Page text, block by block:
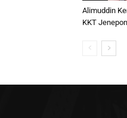
Alimuddin
KKT